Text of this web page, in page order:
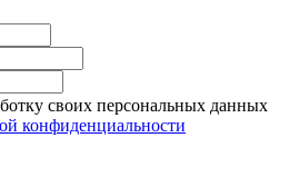
своих персональных данных
конфиденциальности